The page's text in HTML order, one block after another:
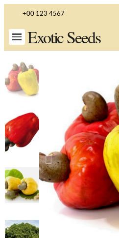
+00 123 4567
Exotic Seeds